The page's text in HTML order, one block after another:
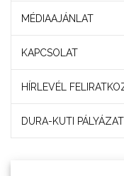
MÉDIAAJÁNLAT
KAPCSOLAT
HÍRLEVÉL
DURA-KUTI PÁLYÁZAT